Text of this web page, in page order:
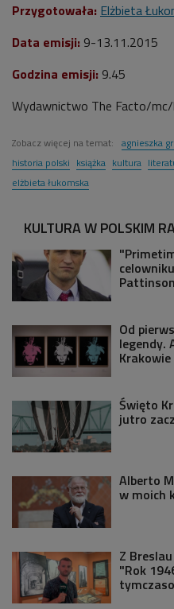
Przygotowała: Elżbieta
Data emisji: 9-13.11.2015
Godzina emisji: 9.45
Wydawnictwo The Facto/
Zobacz więcej na temat: agnieszka
historia polski książka kultura
elżbieta łukomska
KULTURA W POLSKIM
Od
legendy.
Krakowie
Święto
jutro
Alberto
w moich
Z
"Rok